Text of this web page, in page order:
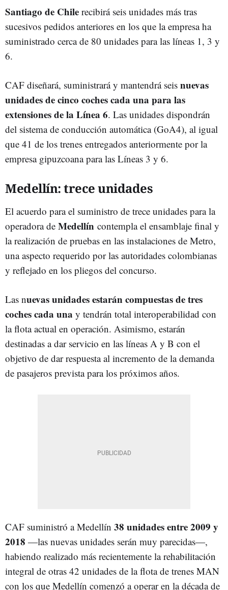
Santiago de Chile recibirá seis unidades más tras
sucesivos pedidos anteriores en los que la empresa ha
suministrado cerca de 80 unidades para las líneas 1, 3 y
6.
CAF diseñará, suministrará y mantendrá seis nuevas
unidades de cinco coches cada una para las
extensiones de la Línea 6. Las unidades dispondrán
del sistema de conducción automática (GoA4), al igual
que 41 de los trenes entregados anteriormente por la
empresa gipuzcoana para las Líneas 3 y 6.
Medellín: trece unidades
El acuerdo para el suministro de trece unidades para la
operadora de Medellín contempla el ensamblaje final y
la realización de pruebas en las instalaciones de Metro,
una aspecto requerido por las autoridades colombianas
y reflejado en los pliegos del concurso.
Las nuevas unidades estarán compuestas de tres
coches cada una y tendrán total interoperabilidad con
la flota actual en operación. Asimismo, estarán
destinadas a dar servicio en las líneas A y B con el
objetivo de dar respuesta al incremento de la demanda
de pasajeros prevista para los próximos años.
CAF suministró a Medellín 38 unidades entre 2009 y
2018 ―las nuevas unidades serán muy parecidas―,
habiendo realizado más recientemente la rehabilitación
integral de otras 42 unidades de la flota de trenes MAN
con los que Medellín comenzó a operar en la década de